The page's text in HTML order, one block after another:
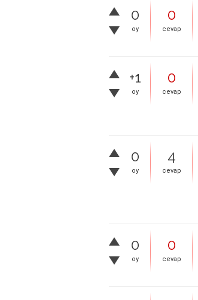
0
oy
0
cevap
+1
oy
0
cevap
0
oy
4
cevap
0
oy
0
cevap